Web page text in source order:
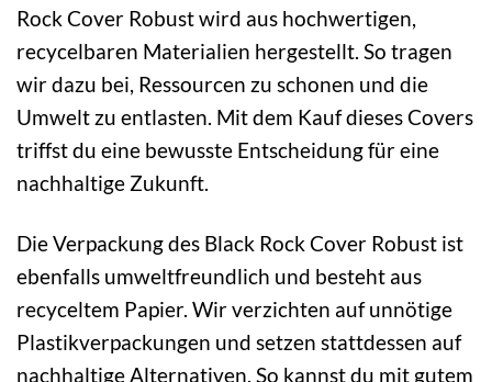
Rock Cover Robust wird aus hochwertigen,
recycelbaren Materialien hergestellt. So tragen
wir dazu bei, Ressourcen zu schonen und die
Umwelt zu entlasten. Mit dem Kauf dieses Covers
triffst du eine bewusste Entscheidung für eine
nachhaltige Zukunft.
Die Verpackung des Black Rock Cover Robust ist
ebenfalls umweltfreundlich und besteht aus
recyceltem Papier. Wir verzichten auf unnötige
Plastikverpackungen und setzen stattdessen auf
nachhaltige Alternativen. So kannst du mit gutem